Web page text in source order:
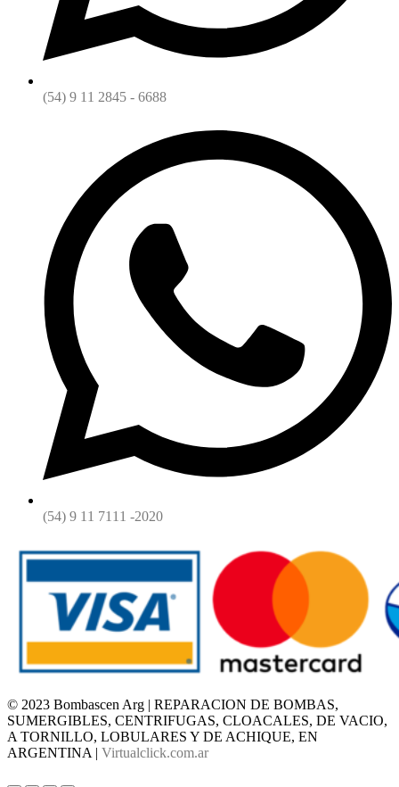
(54) 9 11 2845 - 6688
(54) 9 11 7111 -2020
© 2023 Bombascen Arg | REPARACION DE BOMBAS,
SUMERGIBLES, CENTRIFUGAS, CLOACALES, DE VACIO,
A TORNILLO, LOBULARES Y DE ACHIQUE, EN
ARGENTINA | Virtualclick.com.ar